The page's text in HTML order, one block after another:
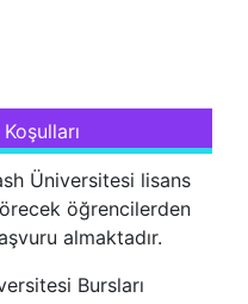
Üniversitesi lisans
öğrencilerden
almaktadır.
Bursları